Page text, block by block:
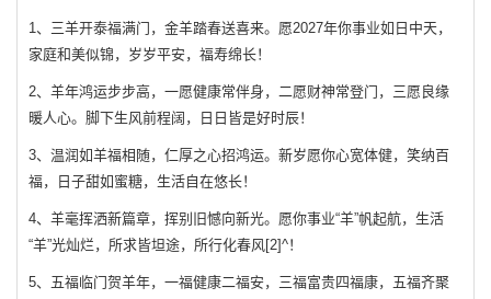
1、三羊开泰福满门，金羊踏春送喜来。愿2027年你事业如日中天，
家庭和美似锦，岁岁平安，福寿绵长！
2、羊年鸿运步步高，一愿健康常伴身，二愿财神常登门，三愿良缘
暖人心。脚下生风前程阔，日日皆是好时辰！
3、温润如羊福相随，仁厚之心招鸿运。新岁愿你心宽体健，笑纳百
福，日子甜如蜜糖，生活自在悠长！
4、羊毫挥洒新篇章，挥别旧憾向新光。愿你事业“羊”帆起航，生活
“羊”光灿烂，所求皆坦途，所行化春风[2]^！
5、五福临门贺羊年，一福健康二福安，三福富贵四福康，五福齐聚